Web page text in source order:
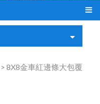
8X8金車紅邊條大包覆